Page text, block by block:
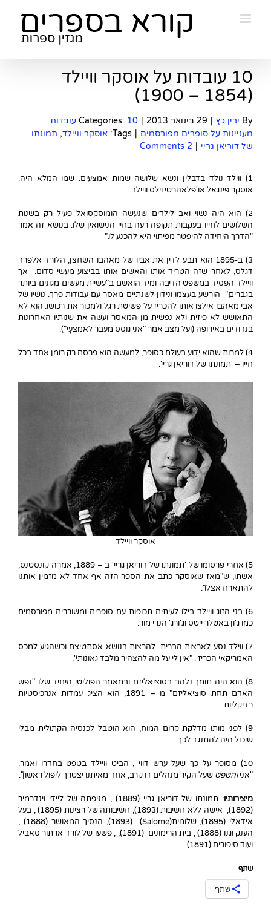
10 עובדות על אוסקר וויילד
(1854 – 1900)
By ירין כץ | 29 בינואר 2013 |
Categories: 10 עובדות
מעניינות על סופרים מפורסמים |
Tags: אוסקר וויילד, תמונתו
של דוריאן גריי |
2 Comments
1) ווילד נולד בדבלין ונשא שלושה שמות אמצעים. שמו המלא היה:
אוסקר פינגאל או'פלאהרטי וילס וויילד.
2) הוא היה נשוי ואב לילדים שנעשה הומוסקסואל פעיל רק בשנות
השלושים לחייו בעקבות תקופה רעה בחיי הנישואין שלו. בנושא זה אמר
"הדרך היחידה להיפטר מפיתוי היא להכנע לו."
3) ב-1895 הוא תבע לדין את אביו של מאהבו השחצן, הלורד אלפרד
דגלס, לאחר שזה הטריד אותו והאשים אותו בביצוע מעשי סדום. אך
וויילד הפסיד במשפט הדיבה ומיד הואשם ב"עשיית מעשים מגונים ביותר
בגברים," הורשע בעצמו ונידון לשנתיים מאסר עם עבודות פרך. נושיו של
אבי מאהבו אילצו אותו להכריז על פשיטת רגל ולמכור את רכושו. הוא לא
התאושש לא פיזית ולא נפשית מן המאסר ועשה את שנותיו האחרונות
בנדודים באירופה (ועל מצב אמר "אני גוסס מעבר לאמצעָי").
4) למרות שהוא ידוע בעולם כסופר, למעשה הוא פרסם רק רומן אחד בכל
חייו – 'תמונתו של דוריאן גריי'.
אוסקר וויילד
5) אחרי פרסומו של 'תמונתו של דוריאן גריי' ב – 1889, אמרה קונסטנס,
אשתו, ש"מאז שאוסקר כתב את הספר הזה אף אחד לא מזמין אותנו
להתארח אצלו".
6) בני הזוג וויילד בילו לעיתים תכופות עם סופרים ומשוררים מפורסמים
כמו ג'ון באטלר ייטס וג'ורג' הנרי מור.
7) ווילד נסע לארצות הברית להרצות בנושא אסתטיצם וכשהגיע למכס
האמריקאי הכריז : "אין לי על מה להצהיר מלבד גאונותי".
8) הוא היה תומך נלהב בסוציאליזם ובמאמר הפוליטי היחיד שלו "נפש
האדם תחת סוציאליזם" מ – 1891, הוא הציג עמדות אנרכיסטיות
רדיקליות.
9) לפני מותו מדלקת קרום המוח, הוא הוטבל לכנסיה הקתולית מבלי
שיכול היה להתנגד לכך.
10) מסופר על כך שעל ערש דווי , הביט וויילד בטפט בחדרו ואמר:
"אניוהטפט שעל הקיר מנהלים דו קרב, אחד מאיתנו יצטרך ליפול ראשון".
מיצירותיו
: תמונתו של דוריאן גריי (1889) , מניפתה של ליידי וינדרמיר
(1892), אישה ללא חשיבות (1893), חשיבותה של רצינות (1895) , בעל
אידאלי (1895), שלומית(Salomé) (1893), הנסיך המאושר (1888) ,
הענק וגנו (1888) , בית הרימונים (1891), , פשעו של לורד ארתור סאביל
ועוד סיפורים (1891).
שתף
שתף